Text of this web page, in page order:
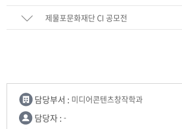
제물포문화재단 CI 공모전
담당부서 : 미디어콘텐츠창작학과
담당자 : -